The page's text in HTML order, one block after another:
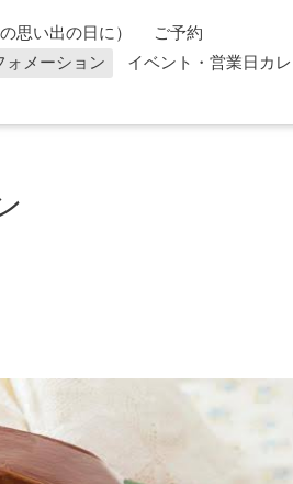
思い出の日に）
ご予約
ォメーション
イベント・営業日カ